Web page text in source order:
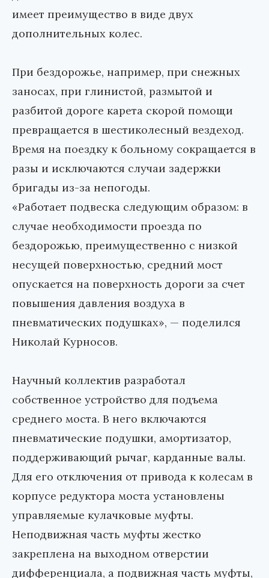
имеет преимущество в виде двух
дополнительных колес.
При бездорожье, например, при снежных
заносах, при глинистой, размытой и
разбитой дороге карета скорой помощи
превращается в шестиколесный вездеход.
Время на поездку к больному сокращается в
разы и исключаются случаи задержки
бригады из-за непогоды.
«Работает подвеска следующим образом: в
случае необходимости проезда по
бездорожью, преимущественно с низкой
несущей поверхностью, средний мост
опускается на поверхность дороги за счет
повышения давления воздуха в
пневматических подушках», — поделился
Николай Курносов.
Научный коллектив разработал
собственное устройство для подъема
среднего моста. В него включаются
пневматические подушки, амортизатор,
поддерживающий рычаг, карданные валы.
Для его отключения от привода к колесам в
корпусе редуктора моста установлены
управляемые кулачковые муфты.
Неподвижная часть муфты жестко
закреплена на выходном отверстии
дифференциала, а подвижная часть муфты,